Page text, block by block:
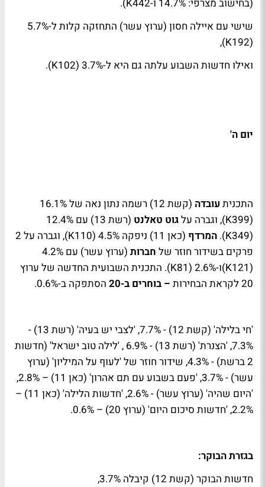
(בחישוב מצרפי: 14.7% ו-442 K
).
שישי עם איילה חסון (ערוץ עשר) התחזקה קלות ל-5.7%
(192
K
),
ואילו חדשות השבוע עלתה גם היא ל-3.7% (102
K
).
יום ה'
התכנית עובדה
(קשת 12) רשמה נתון נאה של 16.1%
(399
K), וגברה עלגוט טאלנט
(רשת 13) עם 12.4%
(349
K
). המרדף (כאן 11) ניפקה 4.5% (110 K
), וגברה על 2
פרקים בשידור חוזר של חברות
(ערוץ עשר) עם 4.2%
(121
K)ו-2.6% (81 K). התכנית השבועית החדשה של ערוץ
20 לקראת הבחירות
– בוחרים ב-20 הסתפקה ב-0.6%.
'חי בלילה' (קשת 12) - 7.7%, 'לצבי יש בעיה' (רשת 13) -
7.3%, 'הצנרת' (רשת 13) - 6.9% , 'לילה טוב ישראל' (חדשות
2 ברשת) - 4.3%, שידור חוזר של 'לעוף על המיליון' (ערוץ
עשר) - 3.7%, 'פעם בשבוע עם תם אהרון' (כאן 11) – 2.8%,
'היום שהיה' (ערוץ עשר) - 2.6%, 'חדשות הלילה' (כאן 11) –
2.2%, 'חדשות סיכום היום' (ערוץ 20) – 0.6%.
בגזרת הבוקר:
חדשות הבוקר (קשת 12) קיבלה 3.7%,